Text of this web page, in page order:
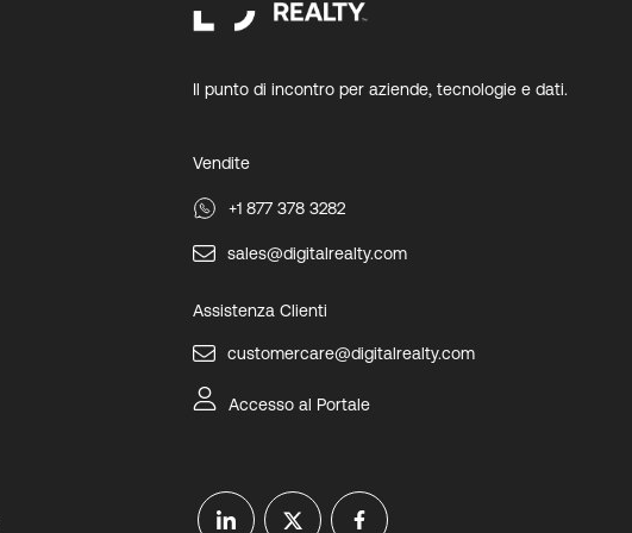
Il punto di incontro per aziende, tecnologie e dati.
Vendite
+1 877 378 3282
sales@digitalrealty.com
Assistenza Clienti
customercare@digitalrealty.com
Accesso al Portale